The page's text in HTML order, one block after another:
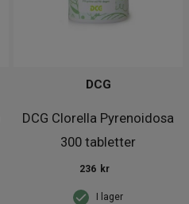
DCG Clorella Pyrenoidosa
300 tabletter
DCG
I lager
236 kr